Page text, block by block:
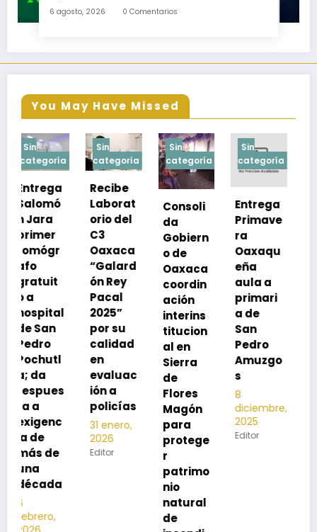
Escondido, Ixtepec y en la Matriz Juchitán.
6 agosto, 2026 0 Comentarios
You May Have Missed
Sin
categoría
Recibe
Laborat
orio del
C3
Oaxaca
“Galard
ón Rey
Pacal
2025”
por su
calidad
en
evaluac
ión a
policías
31 enero,
2026
Editor
Sin
categoría
Consoli
da
Gobiern
o de
Oaxaca
coordin
ación
interins
titucion
al en
Sierra
de
Flores
Magón
para
protege
r
Sin
categoría
Entrega
Primave
ra
Oaxaqu
eña
aula a
primari
a de
San
Pedro
Amuzgo
s
8
diciembre,
2025
Editor
Sin
categoría
Exhorta
SSO a
vacuna
rse de
neumoc
oco
para
preveni
r la
neumon
ía
2025
Editor